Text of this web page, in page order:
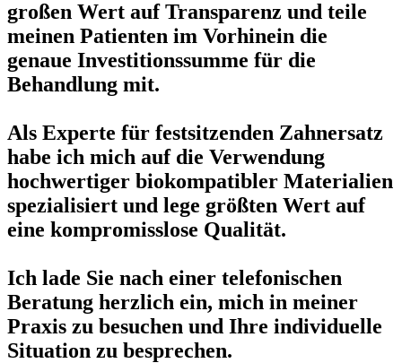
großen Wert auf Transparenz und teile
meinen Patienten im Vorhinein die
genaue Investitionssumme für die
Behandlung mit.
Als Experte für festsitzenden Zahnersatz
habe ich mich auf die Verwendung
hochwertiger biokompatibler Materialien
spezialisiert und lege größten Wert auf
eine kompromisslose Qualität.
Ich lade Sie nach einer telefonischen
Beratung herzlich ein, mich in meiner
Praxis zu besuchen und Ihre individuelle
Situation zu besprechen.